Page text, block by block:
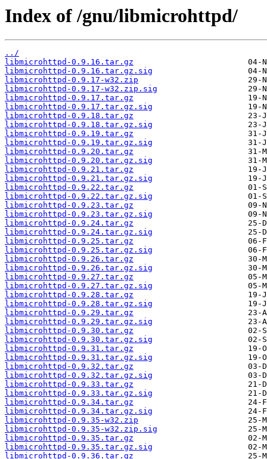
Index of /gnu/libmicrohttpd/
../
libmicrohttpd-0.9.16.tar.gz
libmicrohttpd-0.9.16.tar.gz.sig
libmicrohttpd-0.9.17-w32.zip
libmicrohttpd-0.9.17-w32.zip.sig
libmicrohttpd-0.9.17.tar.gz
libmicrohttpd-0.9.17.tar.gz.sig
libmicrohttpd-0.9.18.tar.gz
libmicrohttpd-0.9.18.tar.gz.sig
libmicrohttpd-0.9.19.tar.gz
libmicrohttpd-0.9.19.tar.gz.sig
libmicrohttpd-0.9.20.tar.gz
libmicrohttpd-0.9.20.tar.gz.sig
libmicrohttpd-0.9.21.tar.gz
libmicrohttpd-0.9.21.tar.gz.sig
libmicrohttpd-0.9.22.tar.gz
libmicrohttpd-0.9.22.tar.gz.sig
libmicrohttpd-0.9.23.tar.gz
libmicrohttpd-0.9.23.tar.gz.sig
libmicrohttpd-0.9.24.tar.gz
libmicrohttpd-0.9.24.tar.gz.sig
libmicrohttpd-0.9.25.tar.gz
libmicrohttpd-0.9.25.tar.gz.sig
libmicrohttpd-0.9.26.tar.gz
libmicrohttpd-0.9.26.tar.gz.sig
libmicrohttpd-0.9.27.tar.gz
libmicrohttpd-0.9.27.tar.gz.sig
libmicrohttpd-0.9.28.tar.gz
libmicrohttpd-0.9.28.tar.gz.sig
libmicrohttpd-0.9.29.tar.gz
libmicrohttpd-0.9.29.tar.gz.sig
libmicrohttpd-0.9.30.tar.gz
libmicrohttpd-0.9.30.tar.gz.sig
libmicrohttpd-0.9.31.tar.gz
libmicrohttpd-0.9.31.tar.gz.sig
libmicrohttpd-0.9.32.tar.gz
libmicrohttpd-0.9.32.tar.gz.sig
libmicrohttpd-0.9.33.tar.gz
libmicrohttpd-0.9.33.tar.gz.sig
libmicrohttpd-0.9.34.tar.gz
libmicrohttpd-0.9.34.tar.gz.sig
libmicrohttpd-0.9.35-w32.zip
libmicrohttpd-0.9.35-w32.zip.sig
libmicrohttpd-0.9.35.tar.gz
libmicrohttpd-0.9.35.tar.gz.sig
libmicrohttpd-0.9.36.tar.gz